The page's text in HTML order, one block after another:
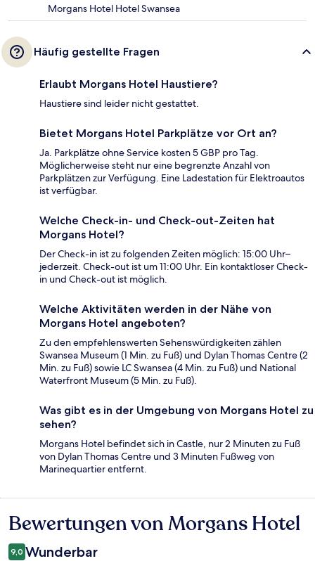
Morgans Hotel Hotel Swansea
Häufig gestellte Fragen
Erlaubt Morgans Hotel Haustiere?
Haustiere sind leider nicht gestattet.
Bietet Morgans Hotel Parkplätze vor Ort an?
Ja. Parkplätze ohne Service kosten 5 GBP pro Tag.
Möglicherweise steht nur eine begrenzte Anzahl von
Parkplätzen zur Verfügung. Eine Ladestation für Elektroautos
ist verfügbar.
Welche Check-in- und Check-out-Zeiten hat
Morgans Hotel?
Der Check-in ist zu folgenden Zeiten möglich: 15:00 Uhr–
jederzeit. Check-out ist um 11:00 Uhr. Ein kontaktloser Check-
in und Check-out ist möglich.
Welche Aktivitäten werden in der Nähe von
Morgans Hotel angeboten?
Zu den empfehlenswerten Sehenswürdigkeiten zählen
Swansea Museum (1 Min. zu Fuß) und Dylan Thomas Centre (2
Min. zu Fuß) sowie LC Swansea (4 Min. zu Fuß) und National
Waterfront Museum (5 Min. zu Fuß).
Was gibt es in der Umgebung von Morgans Hotel zu
sehen?
Morgans Hotel befindet sich in Castle, nur 2 Minuten zu Fuß
von Dylan Thomas Centre und 3 Minuten Fußweg von
Marinequartier entfernt.
Bewertungen
Bewertungen von Morgans Hotel
9,0 Wunderbar